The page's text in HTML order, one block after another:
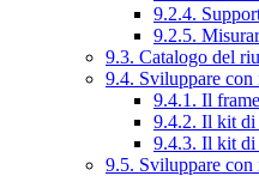
9.2.4.
9.2.5.
9.3. Catalogo del
9.4. Sviluppare con
9.4.1. Il
9.4.2. Il kit di
9.4.3. Il kit
9.5. Sviluppare